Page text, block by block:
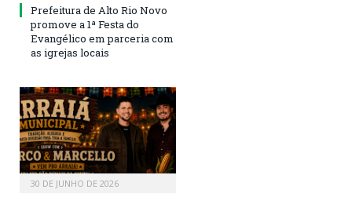
Prefeitura de Alto Rio Novo
promove a 1ª Festa do
Evangélico em parceria com
as igrejas locais
30 DE JUNHO DE 2026